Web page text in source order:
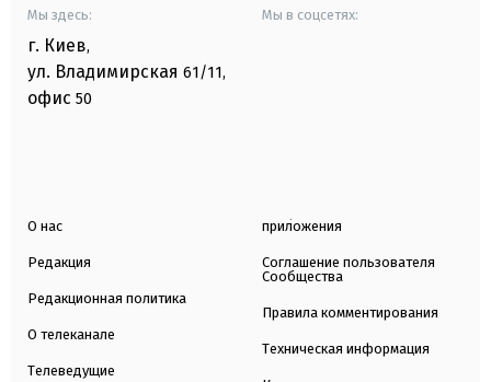
Мы здесь:
г. Киев,
ул. Владимирская 61/11,
офис 50
Мы в соцсетях:
О нас
Редакция
Редакционная политика
О телеканале
Телеведущие
приложения
Соглашение пользователя
Сообщества
Правила комментирования
Техническая информация